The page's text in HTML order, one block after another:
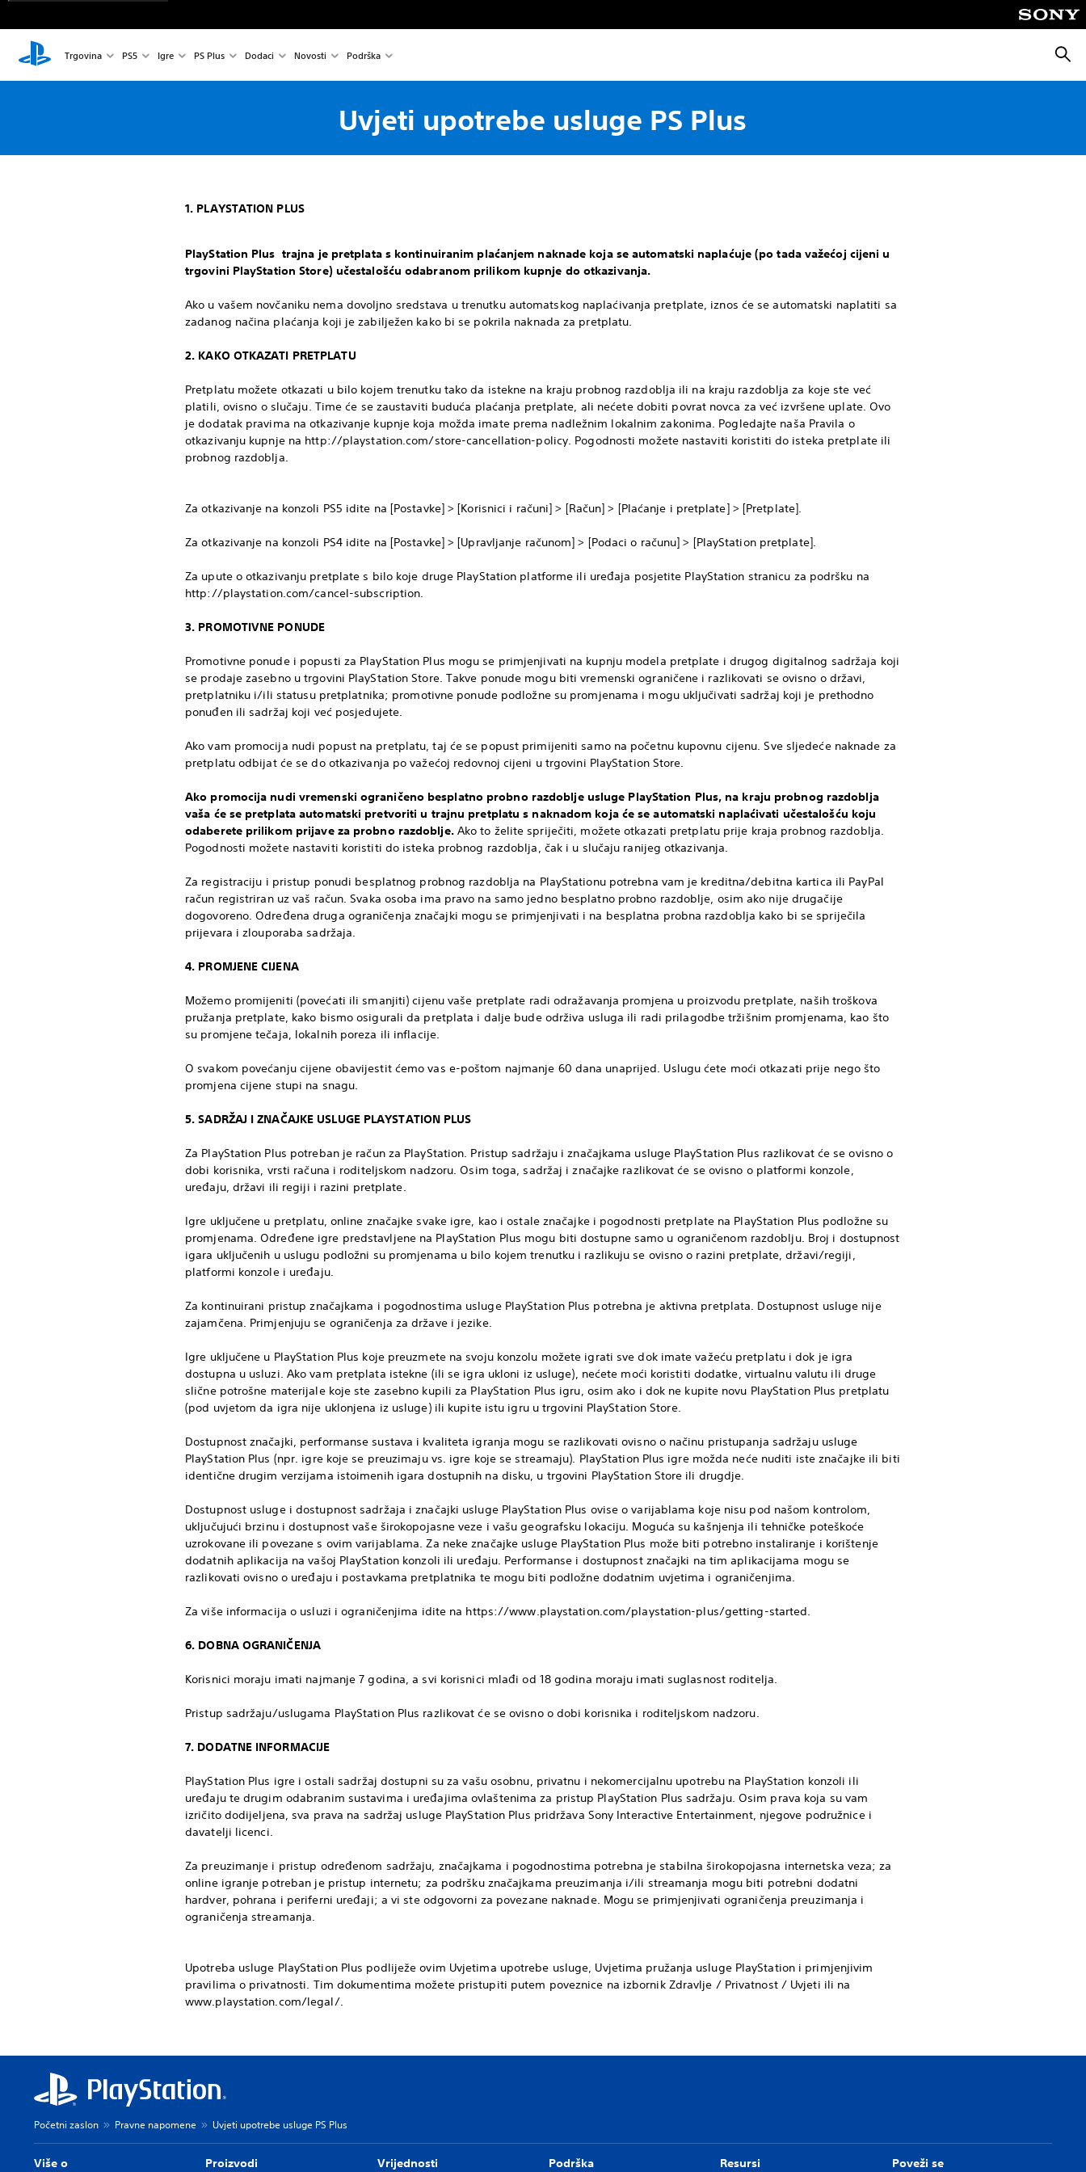
Trgovina PS5 Igre PS Plus Dodaci Novosti Podrška
Uvjeti upotrebe usluge PS Plus
1. PLAYSTATION PLUS
PlayStation Plus trajna je pretplata s kontinuiranim plaćanjem naknade koja se automatski naplaćuje (po tada važećoj cijeni u
trgovini PlayStation Store) učestalošću odabranom prilikom kupnje do otkazivanja.
Ako u vašem novčaniku nema dovoljno sredstava u trenutku automatskog naplaćivanja pretplate, iznos će se automatski naplatiti sa
zadanog načina plaćanja koji je zabilježen kako bi se pokrila naknada za pretplatu.
2. KAKO OTKAZATI PRETPLATU
Pretplatu možete otkazati u bilo kojem trenutku tako da istekne na kraju probnog razdoblja ili na kraju razdoblja za koje ste već
platili, ovisno o slučaju. Time će se zaustaviti buduća plaćanja pretplate, ali nećete dobiti povrat novca za već izvršene uplate. Ovo
je dodatak pravima na otkazivanje kupnje koja možda imate prema nadležnim lokalnim zakonima. Pogledajte naša Pravila o
otkazivanju kupnje na http://playstation.com/store-cancellation-policy. Pogodnosti možete nastaviti koristiti do isteka pretplate ili
probnog razdoblja.
Za otkazivanje na konzoli PS5 idite na [Postavke] > [Korisnici i računi] > [Račun] > [Plaćanje i pretplate] > [Pretplate].
Za otkazivanje na konzoli PS4 idite na [Postavke] > [Upravljanje računom] > [Podaci o računu] > [PlayStation pretplate].
Za upute o otkazivanju pretplate s bilo koje druge PlayStation platforme ili uređaja posjetite PlayStation stranicu za podršku na
http://playstation.com/cancel-subscription.
3. PROMOTIVNE PONUDE
Promotivne ponude i popusti za PlayStation Plus mogu se primjenjivati na kupnju modela pretplate i drugog digitalnog sadržaja koji
se prodaje zasebno u trgovini PlayStation Store. Takve ponude mogu biti vremenski ograničene i razlikovati se ovisno o državi,
pretplatniku i/ili statusu pretplatnika; promotivne ponude podložne su promjenama i mogu uključivati sadržaj koji je prethodno
ponuđen ili sadržaj koji već posjedujete.
Ako vam promocija nudi popust na pretplatu, taj će se popust primijeniti samo na početnu kupovnu cijenu. Sve sljedeće naknade za
pretplatu odbijat će se do otkazivanja po važećoj redovnoj cijeni u trgovini PlayStation Store.
Ako promocija nudi vremenski ograničeno besplatno probno razdoblje usluge PlayStation Plus, na kraju probnog razdoblja
vaša će se pretplata automatski pretvoriti u trajnu pretplatu s naknadom koja će se automatski naplaćivati učestalošću koju
odaberete prilikom prijave za probno razdoblje.Ako to želite spriječiti, možete otkazati pretplatu prije kraja probnog razdoblja.
Pogodnosti možete nastaviti koristiti do isteka probnog razdoblja, čak i u slučaju ranijeg otkazivanja.
Za registraciju i pristup ponudi besplatnog probnog razdoblja na PlayStationu potrebna vam je kreditna/debitna kartica ili PayPal
račun registriran uz vaš račun. Svaka osoba ima pravo na samo jedno besplatno probno razdoblje, osim ako nije drugačije
dogovoreno. Određena druga ograničenja značajki mogu se primjenjivati i na besplatna probna razdoblja kako bi se spriječila
prijevara i zlouporaba sadržaja.
4. PROMJENE CIJENA
Možemo promijeniti (povećati ili smanjiti) cijenu vaše pretplate radi odražavanja promjena u proizvodu pretplate, naših troškova
pružanja pretplate, kako bismo osigurali da pretplata i dalje bude održiva usluga ili radi prilagodbe tržišnim promjenama, kao što
su promjene tečaja, lokalnih poreza ili inflacije.
O svakom povećanju cijene obavijestit ćemo vas e-poštom najmanje 60 dana unaprijed. Uslugu ćete moći otkazati prije nego što
promjena cijene stupi na snagu.
5. SADRŽAJ I ZNAČAJKE USLUGE PLAYSTATION PLUS
Za PlayStation Plus potreban je račun za PlayStation. Pristup sadržaju i značajkama usluge PlayStation Plus razlikovat će se ovisno o
dobi korisnika, vrsti računa i roditeljskom nadzoru. Osim toga, sadržaj i značajke razlikovat će se ovisno o platformi konzole,
uređaju, državi ili regiji i razini pretplate.
Igre uključene u pretplatu, online značajke svake igre, kao i ostale značajke i pogodnosti pretplate na PlayStation Plus podložne su
promjenama. Određene igre predstavljene na PlayStation Plus mogu biti dostupne samo u ograničenom razdoblju. Broj i dostupnost
igara uključenih u uslugu podložni su promjenama u bilo kojem trenutku i razlikuju se ovisno o razini pretplate, državi/regiji,
platformi konzole i uređaju.
Za kontinuirani pristup značajkama i pogodnostima usluge PlayStation Plus potrebna je aktivna pretplata. Dostupnost usluge nije
zajamčena. Primjenjuju se ograničenja za države i jezike.
Igre uključene u PlayStation Plus koje preuzmete na svoju konzolu možete igrati sve dok imate važeću pretplatu i dok je igra
dostupna u usluzi. Ako vam pretplata istekne (ili se igra ukloni iz usluge), nećete moći koristiti dodatke, virtualnu valutu ili druge
slične potrošne materijale koje ste zasebno kupili za PlayStation Plus igru, osim ako i dok ne kupite novu PlayStation Plus pretplatu
(pod uvjetom da igra nije uklonjena iz usluge) ili kupite istu igru ​​u trgovini PlayStation Store.
Dostupnost značajki, performanse sustava i kvaliteta igranja mogu se razlikovati ovisno o načinu pristupanja sadržaju usluge
PlayStation Plus (npr. igre koje se preuzimaju vs. igre koje se streamaju). PlayStation Plus igre možda neće nuditi iste značajke ili biti
identične drugim verzijama istoimenih igara dostupnih na disku, u trgovini PlayStation Store ili drugdje.
Dostupnost usluge i dostupnost sadržaja i značajki usluge PlayStation Plus ovise o varijablama koje nisu pod našom kontrolom,
uključujući brzinu i dostupnost vaše širokopojasne veze i vašu geografsku lokaciju. Moguća su kašnjenja ili tehničke poteškoće
uzrokovane ili povezane s ovim varijablama. Za neke značajke usluge PlayStation Plus može biti potrebno instaliranje i korištenje
dodatnih aplikacija na vašoj PlayStation konzoli ili uređaju. Performanse i dostupnost značajki na tim aplikacijama mogu se
razlikovati ovisno o uređaju i postavkama pretplatnika te mogu biti podložne dodatnim uvjetima i ograničenjima.
Za više informacija o usluzi i ograničenjima idite na https://www.playstation.com/playstation-plus/getting-started.
6. DOBNA OGRANIČENJA
Korisnici moraju imati najmanje 7 godina, a svi korisnici mlađi od 18 godina moraju imati suglasnost roditelja.
Pristup sadržaju/uslugama PlayStation Plus razlikovat će se ovisno o dobi korisnika i roditeljskom nadzoru.
7. DODATNE INFORMACIJE
PlayStation Plus igre i ostali sadržaj dostupni su za vašu osobnu, privatnu i nekomercijalnu upotrebu na PlayStation konzoli ili
uređaju te drugim odabranim sustavima i uređajima ovlaštenima za pristup PlayStation Plus sadržaju. Osim prava koja su vam
izričito dodijeljena, sva prava na sadržaj usluge PlayStation Plus pridržava Sony Interactive Entertainment, njegove podružnice i
davatelji licenci.
Za preuzimanje i pristup određenom sadržaju, značajkama i pogodnostima potrebna je stabilna širokopojasna internetska veza; za
online igranje potreban je pristup internetu; za podršku značajkama preuzimanja i/ili streamanja mogu biti potrebni dodatni
hardver, pohrana i periferni uređaji; a vi ste odgovorni za povezane naknade. Mogu se primjenjivati ograničenja preuzimanja i
ograničenja streamanja.
Upotreba usluge PlayStation Plus podliježe ovim Uvjetima upotrebe usluge, Uvjetima pružanja usluge PlayStation i primjenjivim
pravilima o privatnosti. Tim dokumentima možete pristupiti putem poveznice na izbornik Zdravlje / Privatnost / Uvjeti ili na
www.playstation.com/legal/.
Početni zaslon Pravne napomene Uvjeti upotrebe usluge PS Plus
Više o Proizvodi Vrijednosti Podrška Resursi Poveži se